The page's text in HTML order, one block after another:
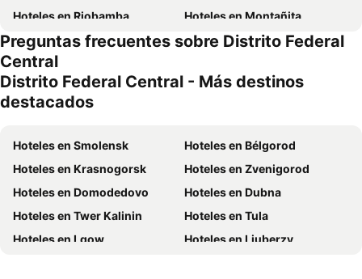
Hoteles en Riobamba
Hoteles en Montañita
Hoteles en Puerto López
Hoteles en Pedernales
Hoteles en Miami
Hoteles en Ambato
Hoteles en Cojimies
Hoteles en Lisboa
Hoteles en Esmeraldas
Hoteles en Curazao
Hoteles en Guatemala
Preguntas frecuentes sobre Distrito Federal
Central
Distrito Federal Central - Más destinos
destacados
Hoteles en Smolensk
Hoteles en Bélgorod
Hoteles en Krasnogorsk
Hoteles en Zvenigorod
Hoteles en Domodedovo
Hoteles en Dubna
Hoteles en Twer Kalinin
Hoteles en Tula
Hoteles en Lgow
Hoteles en Ljuberzy